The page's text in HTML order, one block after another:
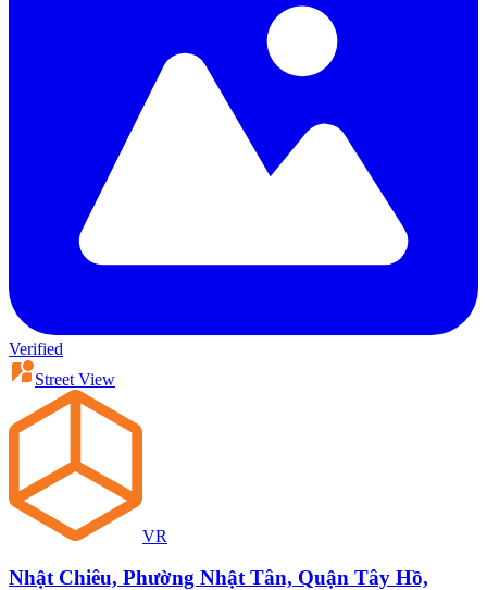
Verified
Street View
VR
Nhật Chiêu, Phường Nhật Tân, Quận Tây Hồ,